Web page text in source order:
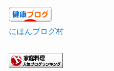
にほんブログ村